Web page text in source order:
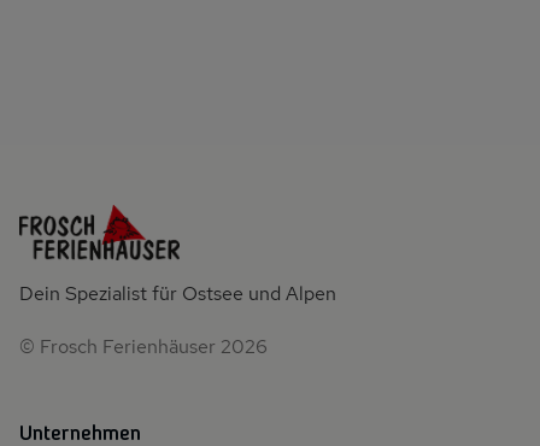
Dein Spezialist für Ostsee und Alpen
© Frosch Ferienhäuser 2026
Unternehmen